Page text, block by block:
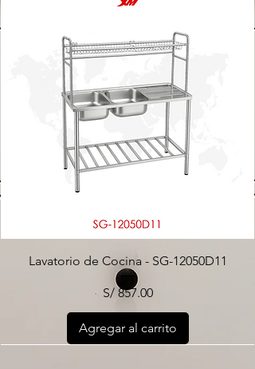
Lavatorio de Cocina - SG-12050D11
Precio
S/ 857.00
Agregar al carrito